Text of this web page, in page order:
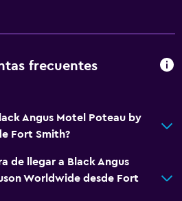
frecuentes
Angus Motel Poteau by
Fort Smith?
de llegar a Black Angus
Worldwide desde Fort